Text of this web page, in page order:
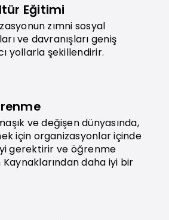
Eğitimi
zımni sosyal
ve davranışları geniş
yollarla şekillendirir.
ve değişen dünyasında,
için organizasyonlar içinde
gerektirir ve öğrenme
daha iyi bir